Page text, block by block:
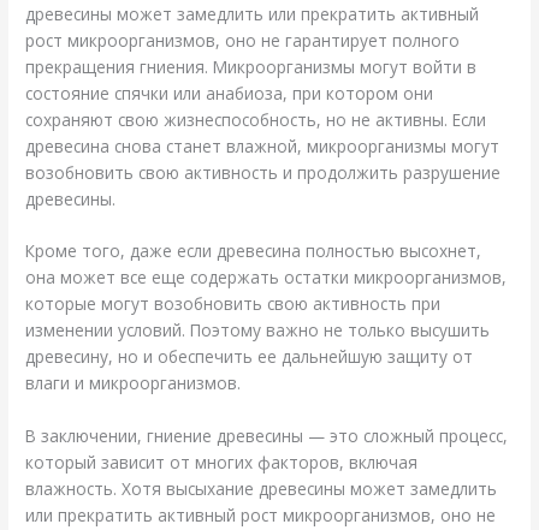
древесины может замедлить или прекратить активный
рост микроорганизмов, оно не гарантирует полного
прекращения гниения. Микроорганизмы могут войти в
состояние спячки или анабиоза, при котором они
сохраняют свою жизнеспособность, но не активны. Если
древесина снова станет влажной, микроорганизмы могут
возобновить свою активность и продолжить разрушение
древесины.
Кроме того, даже если древесина полностью высохнет,
она может все еще содержать остатки микроорганизмов,
которые могут возобновить свою активность при
изменении условий. Поэтому важно не только высушить
древесину, но и обеспечить ее дальнейшую защиту от
влаги и микроорганизмов.
В заключении, гниение древесины — это сложный процесс,
который зависит от многих факторов, включая
влажность. Хотя высыхание древесины может замедлить
или прекратить активный рост микроорганизмов, оно не